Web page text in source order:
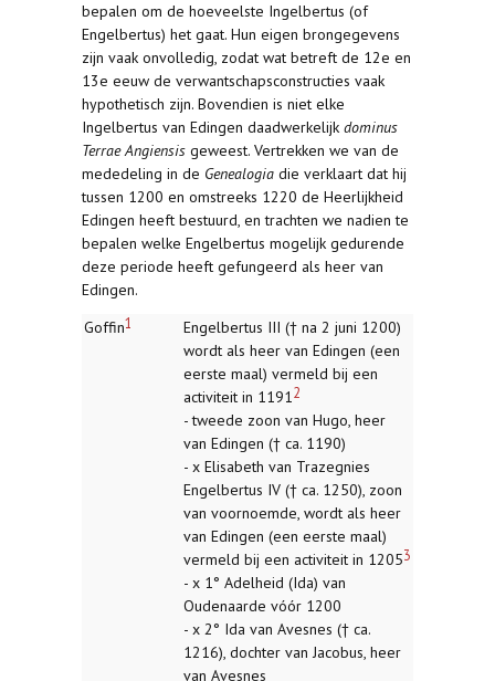
bepalen om de hoeveelste Ingelbertus (of
Engelbertus) het gaat. Hun eigen brongegevens
zijn vaak onvolledig, zodat wat betreft de 12e en
13e eeuw de verwantschapsconstructies vaak
hypothetisch zijn. Bovendien is niet elke
Ingelbertus van Edingen daadwerkelijk dominus
Terrae Angiensis geweest. Vertrekken we van de
mededeling in de Genealogia die verklaart dat hij
tussen 1200 en omstreeks 1220 de Heerlijkheid
Edingen heeft bestuurd, en trachten we nadien te
bepalen welke Engelbertus mogelijk gedurende
deze periode heeft gefungeerd als heer van
Edingen.
Goffin1
Engelbertus III († na 2 juni 1200)
wordt als heer van Edingen (een
eerste maal) vermeld bij een
activiteit in 11912
- tweede zoon van Hugo, heer
van Edingen († ca. 1190)
- x Elisabeth van Trazegnies
Engelbertus IV († ca. 1250), zoon
van voornoemde, wordt als heer
van Edingen (een eerste maal)
vermeld bij een activiteit in 12053
- x 1° Adelheid (Ida) van
Oudenaarde vóór 1200
- x 2° Ida van Avesnes († ca.
1216), dochter van Jacobus, heer
van Avesnes